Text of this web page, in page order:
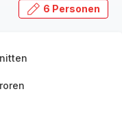
6 Personen